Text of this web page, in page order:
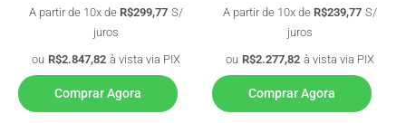
A partir de 10x de R$299,77 S/
juros
ou R$2.847,82 à vista via PIX
Comprar Agora
A partir de 10x de R$239,77 S/
juros
ou R$2.277,82 à vista via PIX
Comprar Agora